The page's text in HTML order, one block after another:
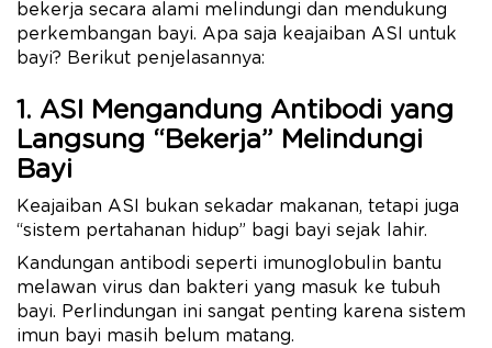
bekerja secara alami melindungi dan mendukung
perkembangan bayi. Apa saja keajaiban ASI untuk
bayi? Berikut penjelasannya:
1. ASI Mengandung Antibodi yang
Langsung “Bekerja” Melindungi
Bayi
Keajaiban ASI bukan sekadar makanan, tetapi juga
“sistem pertahanan hidup” bagi bayi sejak lahir.
Kandungan antibodi seperti imunoglobulin bantu
melawan virus dan bakteri yang masuk ke tubuh
bayi. Perlindungan ini sangat penting karena sistem
imun bayi masih belum matang.